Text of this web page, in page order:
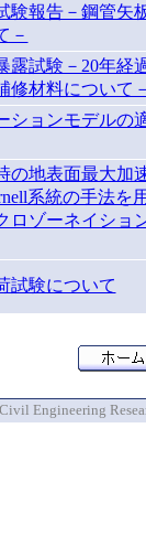
験報告－鋼管矢
－
露試験－20年経
修材料について
ションモデルの
の地表面最大加
系統の手法を
ロゾーネイショ
試験について
Engineering